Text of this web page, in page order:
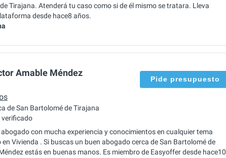
Tirajana. Atenderá tu caso como si de él mismo se tratara. Lleva
desde hace8 años.
Amable Méndez
de San Bartolomé de Tirajana
verificado
Pide presupuesto
con mucha experiencia y conocimientos en cualquier tema
Vivienda . Si buscas un buen abogado cerca de San Bartolomé de
estás en buenas manos. Es miembro de Easyoffer desde hace10